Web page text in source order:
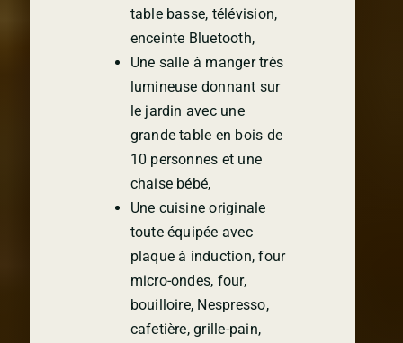
table basse, télévision,
enceinte Bluetooth,
Une salle à manger très
lumineuse donnant sur
le jardin avec une
grande table en bois de
10 personnes et une
chaise bébé,
Une cuisine originale
toute équipée avec
plaque à induction, four
micro-ondes, four,
bouilloire, Nespresso,
cafetière, grille-pain,